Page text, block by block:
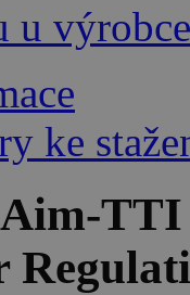
u výrobce
ke
TTI